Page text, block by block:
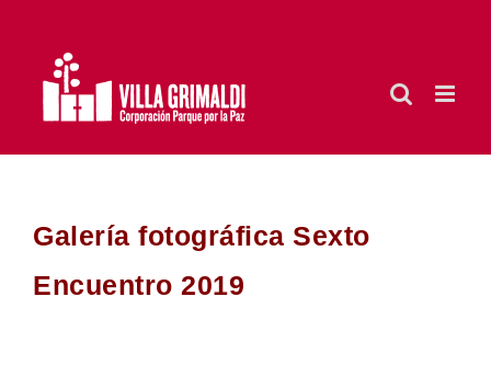
contenido
Galería fotográfica Sexto
Encuentro 2019